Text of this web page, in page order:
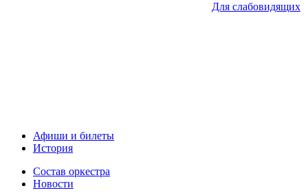
Для слабовидящих
Афиши и билеты
История
Состав оркестра
Новости